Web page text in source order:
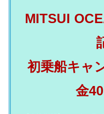
MITSUI
初乗船キャ
金